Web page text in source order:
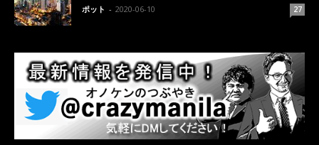
ポット - 2020-06-10 27